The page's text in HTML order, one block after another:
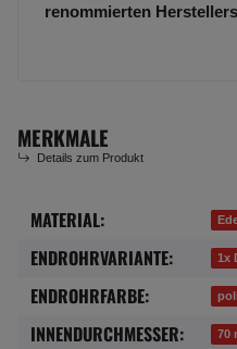
renommierten
MERKMALE
Details zum Produkt
Produkteigenschaft
Wert
MATERIAL:
ENDROHRVARIANTE: 1x
ENDROHRFARBE:
INNENDURCHMESSER: 70